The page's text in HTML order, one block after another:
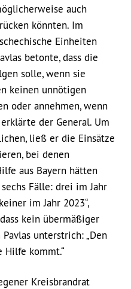
auch
könnten. Im
Einheiten
betonte, dass die
solle, wenn sie
keinen unnötigen
oder annehmen, wenn
der General. Um
ließ er die Einsätze
bei denen
aus Bayern hätten
Fälle: drei im Jahr
im Jahr 2023“,
kein übermäßiger
unterstrich: „Den
Hilfe kommt.“
Kreisbrandrat